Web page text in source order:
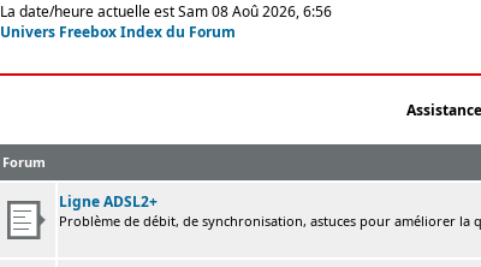
La date/heure actuelle est Sam 08 Aoû 2026, 6:56
Univers Freebox Index du Forum
Forum
Ligne ADSL2+
Problème de débit, de synchronisation, astuces pour améliorer la